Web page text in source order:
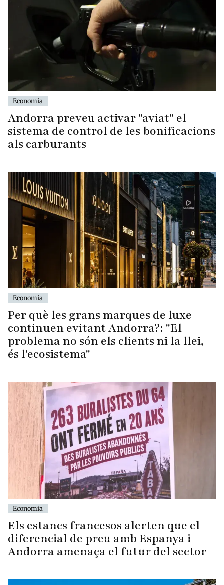
Economia
Andorra preveu activar "aviat" el
sistema de control de les bonificacions
als carburants
Economia
Per què les grans marques de luxe
continuen evitant Andorra?: "El
problema no són els clients ni la llei,
és l'ecosistema"
Economia
Els estancs francesos alerten que el
diferencial de preu amb Espanya i
Andorra amenaça el futur del sector